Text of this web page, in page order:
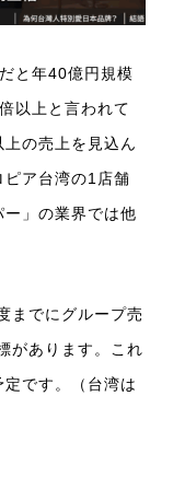
と年40億円規模
以上と言われて
の売上を見込ん
ピア台湾の1店舗
」の業界では他
までにグループ売
があります。これ
です。（台湾は